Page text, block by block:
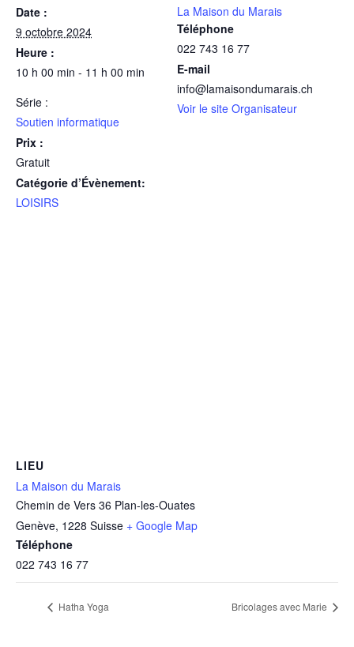
Date :
9 octobre 2024
Heure :
10 h 00 min - 11 h 00 min
Série :
Soutien informatique
Prix :
Gratuit
Catégorie d’Évènement:
LOISIRS
La Maison du Marais
Téléphone
022 743 16 77
E-mail
info@lamaisondumarais.ch
Voir le site Organisateur
LIEU
La Maison du Marais
Chemin de Vers 36 Plan-les-Ouates
Genève, 1228 Suisse + Google Map
Téléphone
022 743 16 77
Hatha Yoga Bricolages avec Marie